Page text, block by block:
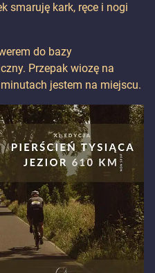
smaruję kark, ręce i nogi
do bazy
Przepak wiozę na
jestem na miejscu.